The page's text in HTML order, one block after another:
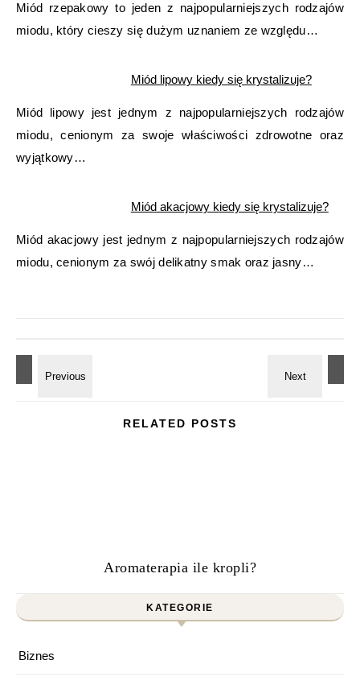
Miód rzepakowy to jeden z najpopularniejszych rodzajów
miodu, który cieszy się dużym uznaniem ze względu…
Miód lipowy kiedy się krystalizuje?
Miód lipowy jest jednym z najpopularniejszych rodzajów
miodu, cenionym za swoje właściwości zdrowotne oraz
wyjątkowy…
Miód akacjowy kiedy się krystalizuje?
Miód akacjowy jest jednym z najpopularniejszych rodzajów
miodu, cenionym za swój delikatny smak oraz jasny…
RELATED POSTS
Aromaterapia ile kropli?
KATEGORIE
Biznes